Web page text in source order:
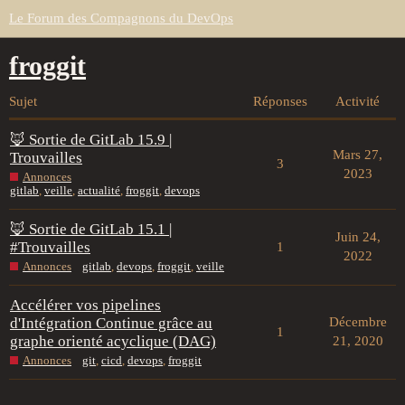
Le Forum des Compagnons du DevOps
froggit
Sujet Réponses Activité
🦊 Sortie de GitLab 15.9 |
Trouvailles
Annonces
gitlab, veille, actualité, froggit, devops
3
Mars 27,
2023
🦊 Sortie de GitLab 15.1 |
#Trouvailles
Annonces gitlab, devops, froggit, veille
1
Juin 24,
2022
Accélérer vos pipelines
d'Intégration Continue grâce au
graphe orienté acyclique (DAG)
Annonces git, cicd, devops, froggit
1
Décembre
21, 2020